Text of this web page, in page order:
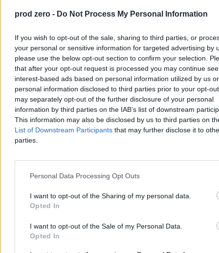
prod zero - Do Not Process My Personal Information
If you wish to opt-out of the sale, sharing to third parties, or
your personal or sensitive information for targeted advertising by
please use the below opt-out section to confirm your selection.
that after your opt-out request is processed you may continue
interest-based ads based on personal information utilized by us or
personal information disclosed to third parties prior to your opt-
may separately opt-out of the further disclosure of your personal
information by third parties on the IAB’s list of downstream
This information may also be disclosed by us to third parties on
List of Downstream Participants that may further disclose it to
parties.
Personal Data Processing Opt Outs
I want to opt-out of the Sharing of my personal data.
Opted In
I want to opt-out of the Sale of my Personal Data.
Opted In
obcokrajowców
11:49Burza po żarcie Sikorskiego. Wiceminister: Nie ma rzeczy
mojego szefa, które mi się nie podobają
11:23Co dalej z Krzysztofem Szczuckim? Zawieszony poseł PiS
zabrał głos
10:32
Brutalny atak w centrum Warszawy. Bił pięściami i kopał
przypadkową kobietę
10:12Oczekiwana zmiana pogody na Wielkanoc. Będzie można
wyjść z domu
09:54Pełczyńska-Nałęcz: Wzięliśmy na siebie trudy rządzenia. Stąd
spadek w sondażach
09:48Limity na stacjach dla obcokrajowców i obniżki cen LPG?
Minister zabrał głos
09:35Protesty nic nie zmieniły. KO zamyka wewnętrzne wybory
o Bliskim Wschodzie
prowadzą rozmowy
Statek wykonał ważny kosmiczny manewr. Artemis II coraz
bliżej Księżyca
odnieść się do terrorysty
Trump grozi Iranowi totalnym zniszczeniem. „Mosty, potem
elektrownie!”
Największy na świecie lotniskowiec wraca na Bliski Wschód.